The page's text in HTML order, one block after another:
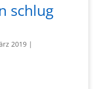
schlug
2019|